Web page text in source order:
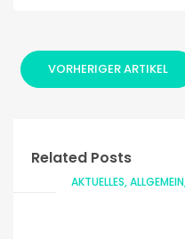
VORHERIGER ARTIKEL
Related Posts
AKTUELLES ALLGEMEIN